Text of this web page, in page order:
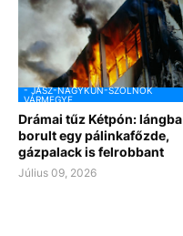
- JÁSZ-NAGYKUN-SZOLNOK
VÁRMEGYE
Drámai tűz Kétpón: lángba
borult egy pálinkafőzde,
gázpalack is felrobbant
Július 09, 2026